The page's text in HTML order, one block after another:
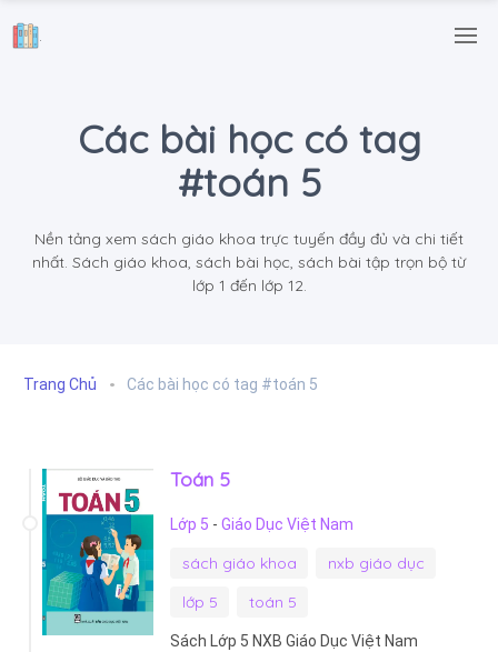
.
Các bài học có tag
#toán 5
Nền tảng xem sách giáo khoa trực tuyến đầy đủ và chi tiết
nhất. Sách giáo khoa, sách bài học, sách bài tập trọn bộ từ
lớp 1 đến lớp 12.
Trang Chủ Các bài học có tag #toán 5
Toán 5
Lớp 5 - Giáo Dục Việt Nam
sách giáo khoa
nxb giáo dục
lớp 5
toán 5
Sách Lớp 5 NXB Giáo Dục Việt Nam